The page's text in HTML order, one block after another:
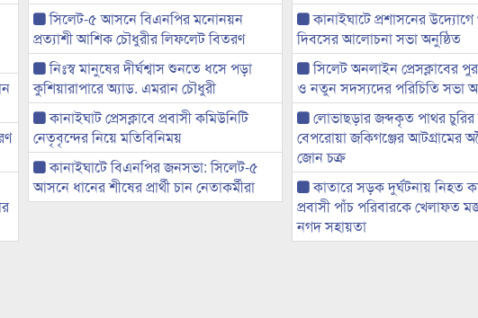
সিলেট-৫ আসনে বিএনপির মনোনয়ন
প্রত্যাশী আশিক চৌধুরীর লিফলেট বিতরণ
নিঃস্ব মানুষের দীর্ঘশ্বাস শুনতে ধসে পড়া
কুশিয়ারাপারে অ্যাড. এমরান চৌধুরী
কানাইঘাট প্রেসক্লাবে প্রবাসী কমিউনিটি
নেতৃবৃন্দের নিয়ে মতিবিনিময়
কানাইঘাটে বিএনপির জনসভা: সিলেট-৫
আসনে ধানের শীষের প্রার্থী চান নেতাকর্মীরা
কানাইঘাটে প্রশাসনের উদ্যোগে
দিবসের আলোচনা সভা অনুষ্ঠিত
সিলেট অনলাইন প্রেসক্লাবের
ও নতুন সদস্যদের পরিচিতি সভা
লোভাছড়ার জব্দকৃত পাথর চুরির
বেপরোয়া জকিগঞ্জের আটগ্রামের
জোন চক্র
কাতারে সড়ক দুর্ঘটনায় নিহত
প্রবাসী পাঁচ পরিবারকে খেলাফত
নগদ সহায়তা